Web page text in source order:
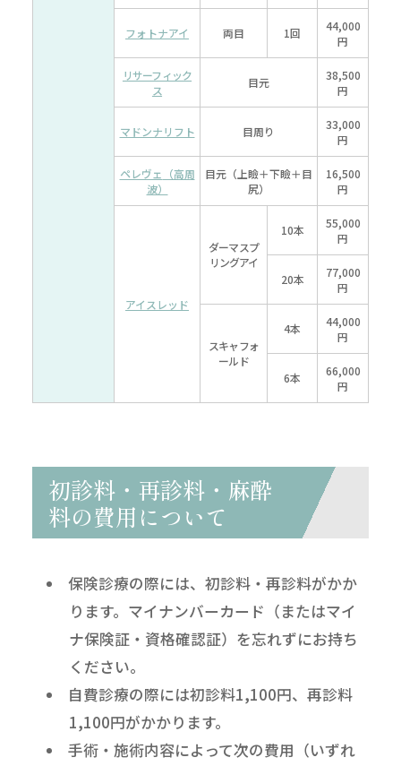
フォトナアイ 両目 1回
44,000
円
リサーフィック
ス
目元
38,500
円
マドンナリフト 目周り
33,000
円
ペレヴェ （高周
波）
目元（上瞼＋下瞼＋目
尻）
16,500
円
アイスレッド
ダーマスプ
リングアイ
10本
55,000
円
20本
77,000
円
スキャフォ
ールド
4本
44,000
円
6本
66,000
円
初診料・再診料・麻酔
料の費用について
保険診療の際には、初診料・再診料がかか
ります。マイナンバーカード（またはマイ
ナ保険証・資格確認証）を忘れずにお持ち
ください。
自費診療の際には初診料1,100円、再診料
1,100円がかかります。
手術・施術内容によって次の費用（いずれ